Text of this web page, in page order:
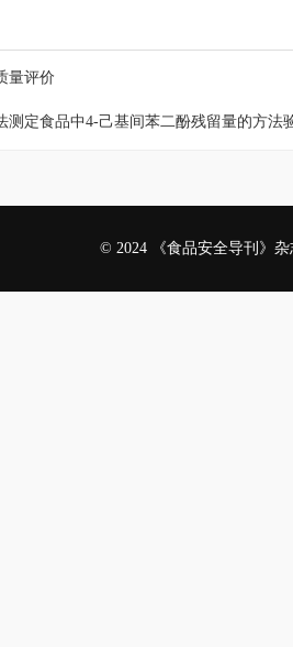
量评价
测定食品中4-己基间苯二酚残留量的方法
© 2024 《食品安全导刊》